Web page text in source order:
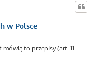
w Polsce
to przepisy (art. 11